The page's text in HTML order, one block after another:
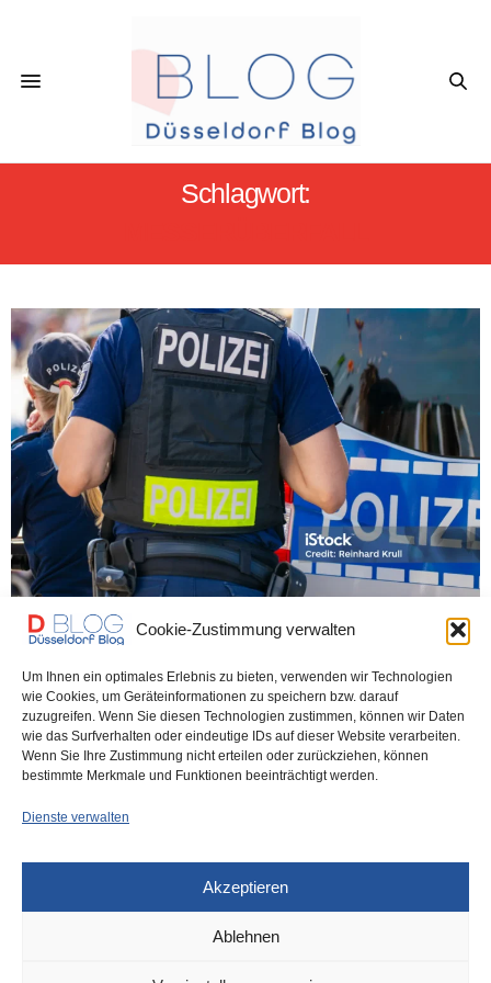
Cookie-Zustimmung verwalten
Um Ihnen ein optimales Erlebnis zu bieten, verwenden wir Technologien
wie Cookies, um Geräteinformationen zu speichern bzw. darauf
zuzugreifen. Wenn Sie diesen Technologien zustimmen, können wir Daten
wie das Surfverhalten oder eindeutige IDs auf dieser Website verarbeiten.
Wenn Sie Ihre Zustimmung nicht erteilen oder zurückziehen, können
bestimmte Merkmale und Funktionen beeinträchtigt werden.
Dienste verwalten
Akzeptieren
Ablehnen
Schlagwort:
POLIZEI 16. SEPTEMBER 2025
Raubüberfall in Heerdt –
Messermann gesucht
Die Düsseldorfer Kriminalpolizei sucht nach Zeugen eines